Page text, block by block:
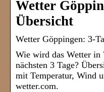
Wetter
Übersicht
Wetter Göppingen: 3-
Wie wird das Wetter in
nächsten 3 Tage?
mit Temperatur, Wind
wetter.com.